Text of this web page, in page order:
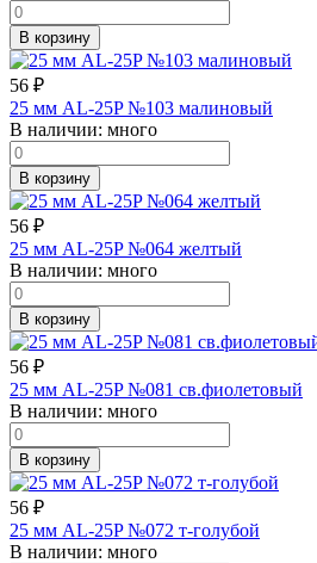
В корзину
56 ₽
25 мм AL-25P №103 малиновый
В наличии: много
В корзину
56 ₽
25 мм AL-25P №064 желтый
В наличии: много
В корзину
56 ₽
25 мм AL-25P №081 св.фиолетовый
В наличии: много
В корзину
56 ₽
25 мм AL-25P №072 т-голубой
В наличии: много